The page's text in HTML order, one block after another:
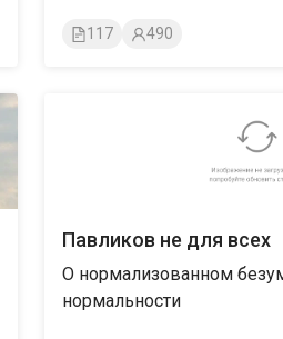
117 490
Павликов не для всех
О нормализованном
нормальности